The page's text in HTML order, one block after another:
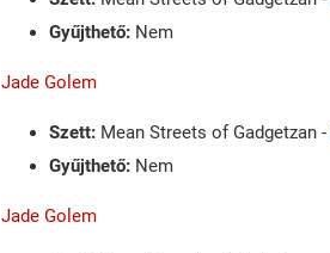
Gyűjthető: Nem
Jade Golem
Szett: Mean Streets of Gadgetzan -
Gyűjthető: Nem
Jade Golem